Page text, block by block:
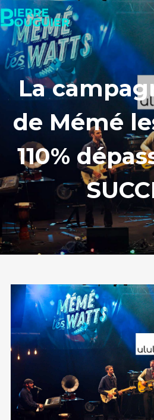
La
de Mémé
110%